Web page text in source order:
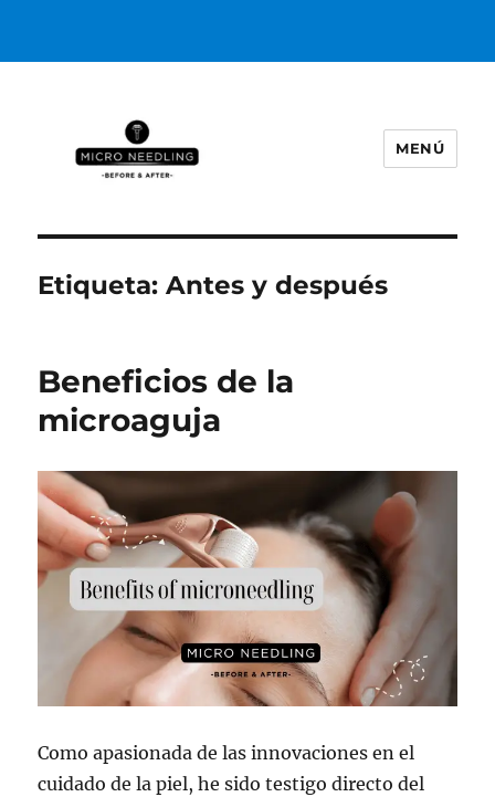
MENÚ
Etiqueta:Antes y después
Beneficios de la
microaguja
Como apasionada de las innovaciones en el
cuidado de la piel, he sido testigo directo del